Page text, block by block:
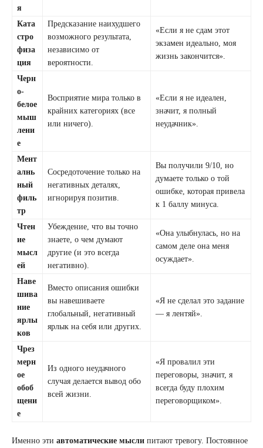
я
Ката
стро
физа
ция
Предсказание наихудшего
возможного результата,
независимо от
вероятности.
«Если я не сдам этот
экзамен идеально, моя
жизнь закончится».
Черн
о-
белое
мыш
лени
е
Восприятие мира только в
крайних категориях (все
или ничего).
«Если я не идеален,
значит, я полный
неудачник».
Мент
алнь
ный
филь
тр
Сосредоточение только на
негативных деталях,
игнорируя позитив.
Вы получили 9/10, но
думаете только о той
ошибке, которая привела
к 1 баллу минуса.
Чтен
ие
мысл
ей
Убеждение, что вы точно
знаете, о чем думают
другие (и это всегда
негативно).
«Она улыбнулась, но на
самом деле она меня
осуждает».
Наве
шива
ние
ярлы
ков
Вместо описания ошибки
вы навешиваете
глобальный, негативный
ярлык на себя или других.
«Я не сделал это задание
— я лентяй».
Чрез
мерн
ое
обоб
щени
е
Из одного неудачного
случая делается вывод обо
всей жизни.
«Я провалил эти
переговоры, значит, я
всегда буду плохим
переговорщиком».
Именно эти автоматические мысли питают тревогу. Постоянное